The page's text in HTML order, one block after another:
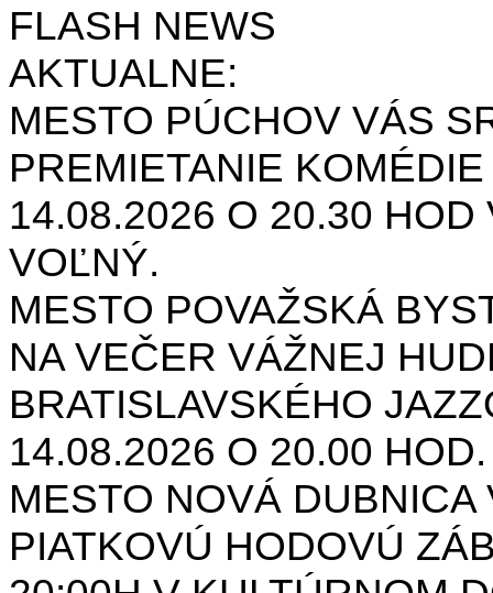
FLASH NEWS
AKTUALNE:
MESTO PÚCHOV VÁS
PREMIETANIE
14.08.2026 O 20.30
VOĽNÝ.
MESTO POVAŽSKÁ
NA VEČER VÁŽNEJ
BRATISLAVSKÉHO
14.08.2026 O 20.00
MESTO NOVÁ
PIATKOVÚ HODOVÚ